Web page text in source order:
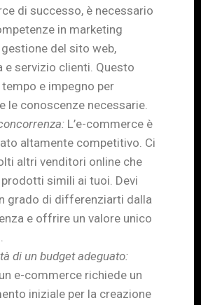
di successo, è necessario
in marketing
del sito web,
e servizio clienti. Questo
e impegno per
le conoscenze necessarie.
L’e-commerce è
altamente competitivo. Ci
altri venditori online che
simili ai tuoi. Devi
grado di differenziarti dalla
e offrire un valore unico
di un budget adeguato:
e-commerce richiede un
iniziale per la creazione